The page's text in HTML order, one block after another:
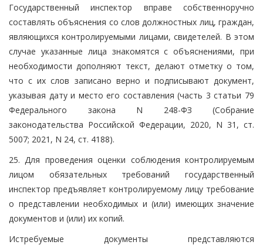
Государственный инспектор вправе собственноручно
составлять объяснения со слов должностных лиц, граждан,
являющихся контролируемыми лицами, свидетелей. В этом
случае указанные лица знакомятся с объяснениями, при
необходимости дополняют текст, делают отметку о том,
что с их слов записано верно и подписывают документ,
указывая дату и место его составления (часть 3 статьи 79
Федерального закона N 248-ФЗ (Собрание
законодательства Российской Федерации, 2020, N 31, ст.
5007; 2021, N 24, ст. 4188).
25. Для проведения оценки соблюдения контролируемым
лицом обязательных требований государственный
инспектор предъявляет контролируемому лицу требование
о представлении необходимых и (или) имеющих значение
документов и (или) их копий.
Истребуемые документы представляются